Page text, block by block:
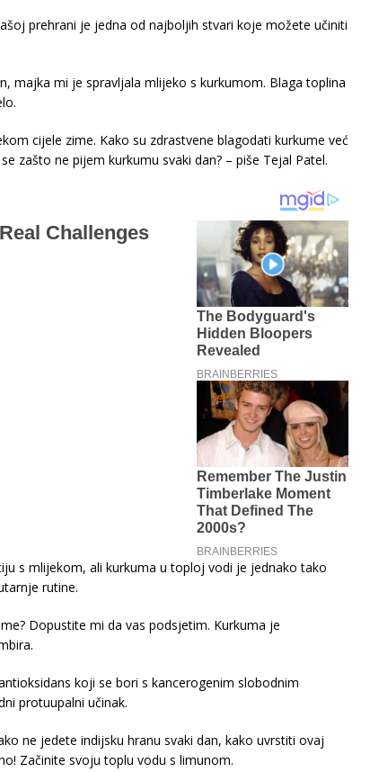
prehrani je jedna od najboljih stvari koje možete učiniti
majka mi je spravljala mlijeko s kurkumom. Blaga toplina
cijele zime. Kako su zdrastvene blagodati kurkume već
zašto ne pijem kurkumu svaki dan? – piše Tejal Patel.
s mlijekom, ali kurkuma u toploj vodi je jednako tako
rutine.
Dopustite mi da vas podsjetim. Kurkuma je
koji se bori s kancerogenim slobodnim
protuupalni učinak.
ne jedete indijsku hranu svaki dan, kako uvrstiti ovaj
Začinite svoju toplu vodu s limunom.